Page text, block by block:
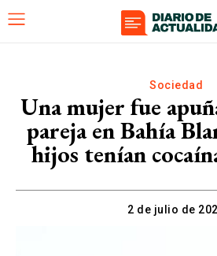
Sociedad
Una mujer fue
pareja en Bahía
hijos tenían
2 de julio de